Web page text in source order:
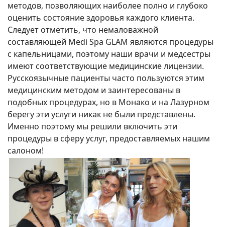
методов, позволяющих наиболее полно и глубоко
оценить состояние здоровья каждого клиента.
Следует отметить, что немаловажной
составляющей Medi Spa GLAM являются процедуры
с капельницами, поэтому наши врачи и медсестры
имеют соответствующие медицинские лицензии.
Русскоязычные пациенты часто пользуются этим
медицинским методом и заинтересованы в
подобных процедурах, но в Монако и на Лазурном
берегу эти услуги никак не были представлены.
Именно поэтому мы решили включить эти
процедуры в сферу услуг, предоставляемых нашим
салоном!